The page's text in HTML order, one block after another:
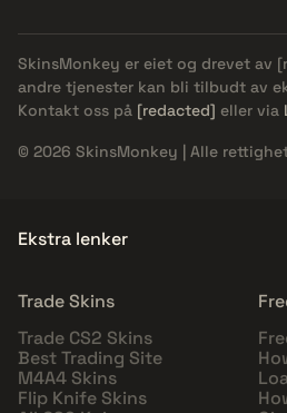
SkinsMonkey er eiet og drevet av
andre tjenester kan bli tilbudt av
Kontakt oss på [redacted] eller via
© 2026 SkinsMonkey | Alle
Ekstra lenker
Trade Skins
Trade CS2 Skins
Best Trading Site
M4A4 Skins
Flip Knife Skins